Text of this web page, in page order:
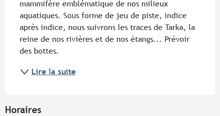
mammifère emblématique de nos milieux
aquatiques. Sous forme de jeu de piste, indice
après indice, nous suivrons les traces de Tarka, la
reine de nos rivières et de nos étangs... Prévoir
des bottes.
Lire la suite
Horaires